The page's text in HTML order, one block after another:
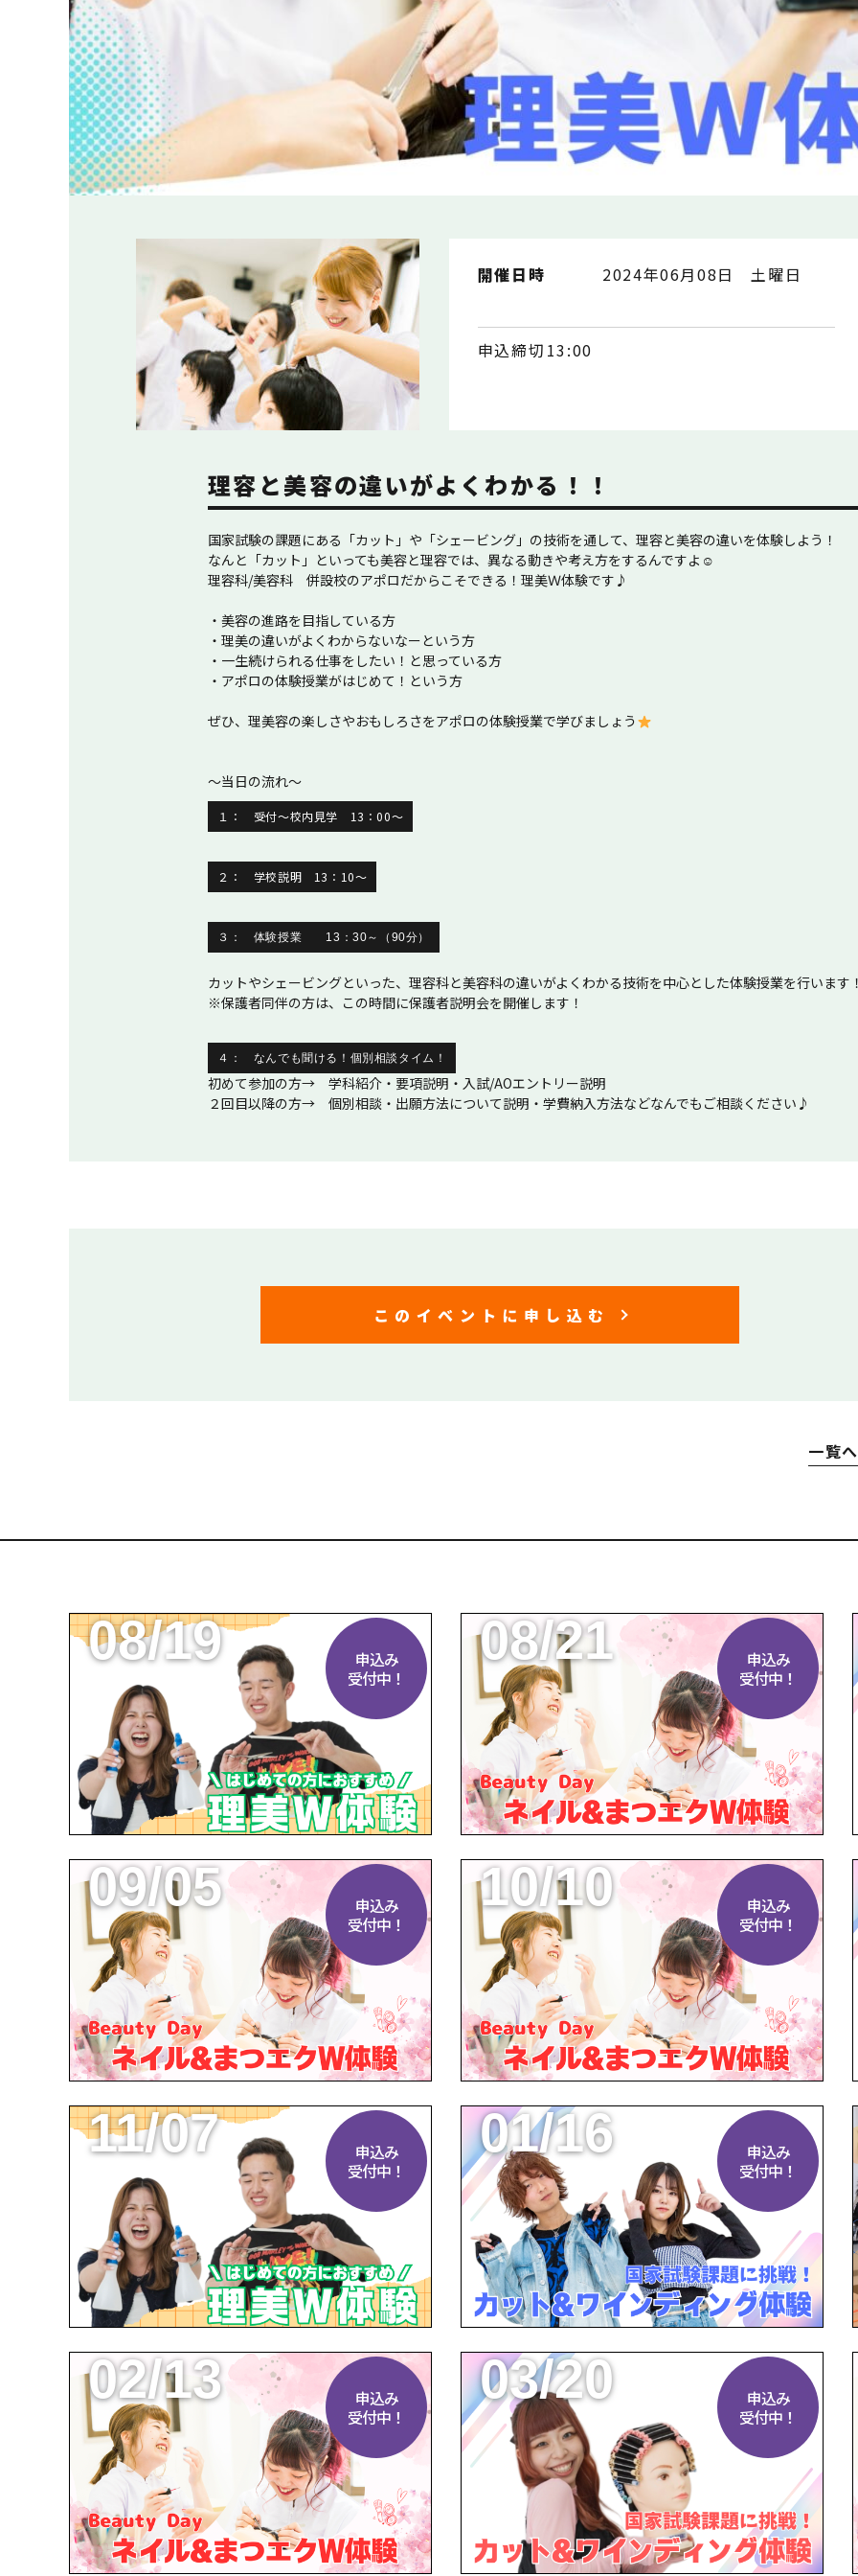
開催日時 2024年06月08日 土曜日
申込締切 13:00
理容と美容の違いがよくわかる！！
国家試験の課題にある「カット」や「シェービング」の技術を通して、理容と美容の違いを体験しよう！
なんと「カット」といっても美容と理容では、異なる動きや考え方をするんですよ☺
理容科/美容科 併設校のアポロだからこそできる！理美Ｗ体験です♪
・美容の進路を目指している方
・理美の違いがよくわからないなーという方
・一生続けられる仕事をしたい！と思っている方
・アポロの体験授業がはじめて！という方⁡
ぜひ、理美容の楽しさやおもしろさをアポロの体験授業で学びましょう
～当日の流れ～
１： 受付～校内見学 13：00～
２： 学校説明 13：10～
３： 体験授業 13：30～（90分）
カットやシェービングといった、理容科と美容科の違いがよくわかる技術を中心とした体験授業を行います
※保護者同伴の方は、この時間に保護者説明会を開催します！
４： なんでも聞ける！個別相談タイム！
初めて参加の方→ 学科紹介・要項説明・入試/AOエントリー説明
２回目以降の方→ 個別相談・出願方法について説明・学費納入方法などなんでもご相談ください♪
このイベントに申し込む
一覧
申込み
受付中！
08/19
申込み
受付中！
08/21
申込み
受付中！
09/05
申込み
受付中！
10/10
申込み
受付中！
11/07
申込み
受付中！
01/16
申込み
受付中！
02/13
申込み
受付中！
03/20